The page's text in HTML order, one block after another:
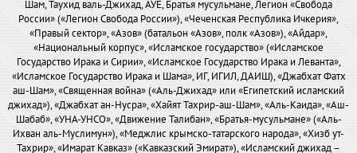
Шам, Таухид валь-Джихад, АУЕ, Братья мусульмане, Легион «Свобода
России» («Легион Свобода России»), «Чеченская Республика Ичкерия»,
«Правый сектор», «Азов» (батальон «Азов», полк «Азов»), «Айдар»,
«Национальный корпус», «Исламское государство» («Исламское
Государство Ирака и Сирии», «Исламское Государство Ирака и Леванта»,
«Исламское Государство Ирака и Шама», ИГ, ИГИЛ, ДАИШ), «Джабхат Фатх
аш-Шам», «Священная война» («Аль-Джихад» или «Египетский исламский
джихад»), «Джабхат ан-Нусра», «Хайят Тахрир-аш-Шам», «Аль-Каида», «Аш-
Шабаб», «УНА-УНСО», «Движение Талибан», «Братья-мусульмане» («Аль-
Ихван аль-Муслимун»), «Меджлис крымско-татарского народа», «Хизб ут-
Тахрир», «Имарат Кавказ» («Кавказский Эмират»), «Исламский джихад –